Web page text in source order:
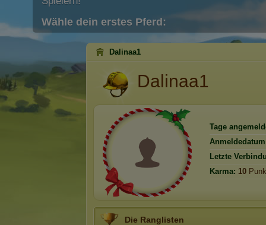
Wähle dein erstes Pferd:
Dalinaa1
Dalinaa1
Tage
Letzte
Karma: 10
Die Ranglisten